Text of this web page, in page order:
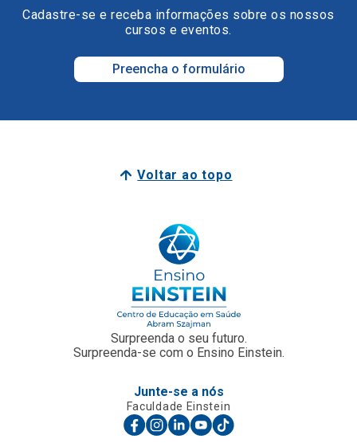
Cadastre-se e receba informações sobre os nossos
cursos e eventos.
Preencha o formulário
Voltar ao topo
Surpreenda o seu futuro.
Surpreenda-se com o Ensino Einstein.
Junte-se a nós
Faculdade Einstein